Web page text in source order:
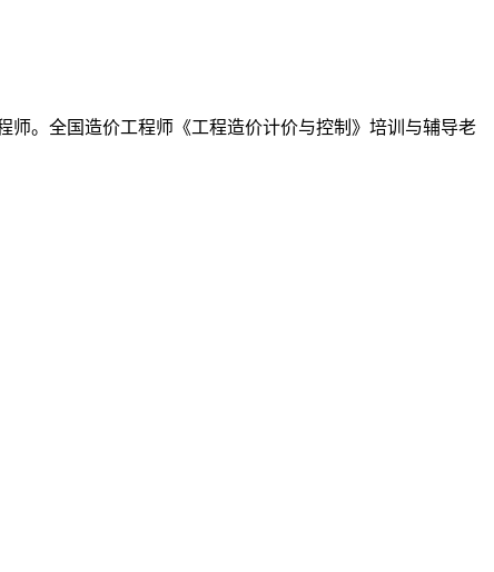
师。全国造价工程师《工程造价计价与控制》培训与辅导老